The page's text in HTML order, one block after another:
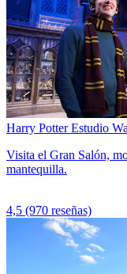
Harry Potter Estudio
Visita el Gran Salón,
mantequilla.
4,5 (970 reseñas)